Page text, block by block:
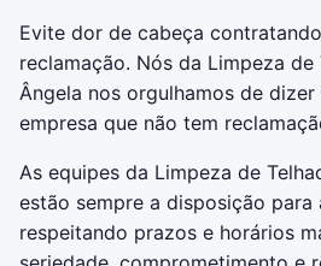
Evite dor de cabeça
reclamação. Nós da Limpeza
Ângela nos orgulhamos de dizer
empresa que não tem
As equipes da Limpeza de
estão sempre a disposição para
respeitando prazos e horários